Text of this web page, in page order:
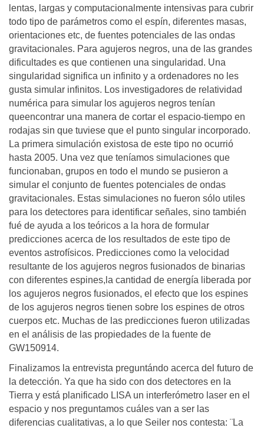
lentas, largas y computacionalmente intensivas para cubrir
todo tipo de parámetros como el espín, diferentes masas,
orientaciones etc, de fuentes potenciales de las ondas
gravitacionales. Para agujeros negros, una de las grandes
dificultades es que contienen una singularidad. Una
singularidad significa un infinito y a ordenadores no les
gusta simular infinitos. Los investigadores de relatividad
numérica para simular los agujeros negros tenían
queencontrar una manera de cortar el espacio-tiempo en
rodajas sin que tuviese que el punto singular incorporado.
La primera simulación existosa de este tipo no ocurrió
hasta 2005. Una vez que teníamos simulaciones que
funcionaban, grupos en todo el mundo se pusieron a
simular el conjunto de fuentes potenciales de ondas
gravitacionales. Estas simulaciones no fueron sólo utiles
para los detectores para identificar señales, sino también
fué de ayuda a los teóricos a la hora de formular
predicciones acerca de los resultados de este tipo de
eventos astrofísicos. Predicciones como la velocidad
resultante de los agujeros negros fusionados de binarias
con diferentes espines,la cantidad de energía liberada por
los agujeros negros fusionados, el efecto que los espines
de los agujeros negros tienen sobre los espines de otros
cuerpos etc. Muchas de las predicciones fueron utilizadas
en el análisis de las propiedades de la fuente de
GW150914.
Finalizamos la entrevista preguntándo acerca del futuro de
la detección. Ya que ha sido con dos detectores en la
Tierra y está planificado LISA un interferómetro laser en el
espacio y nos preguntamos cuáles van a ser las
diferencias cualitativas, a lo que Seiler nos contesta: ¨La